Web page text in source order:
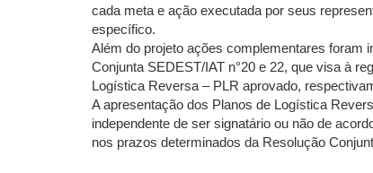
cada meta e ação executada por seus
específico.
Além do projeto ações complementares foram
Conjunta SEDEST/IAT n°20 e 22, que visa à
Logística Reversa – PLR aprovado,
A apresentação dos Planos de Logística
independente de ser signatário ou não de
nos prazos determinados da Resolução